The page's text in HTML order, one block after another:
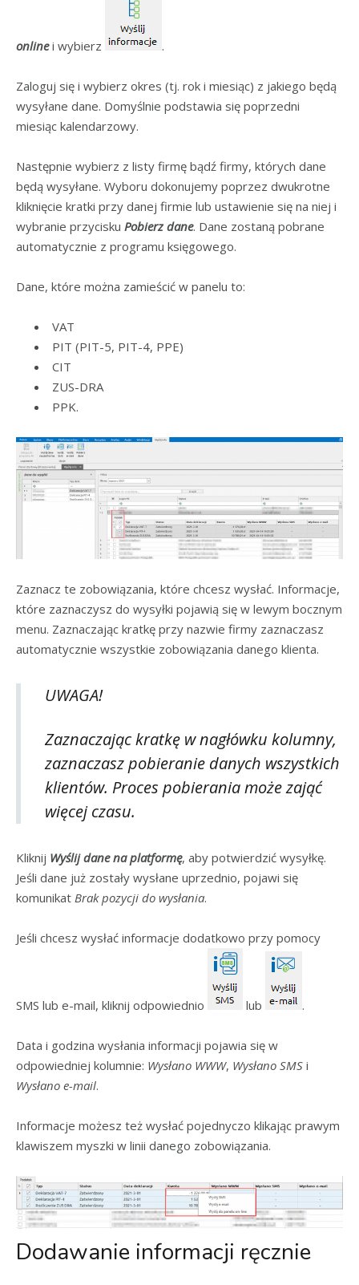
onlinei wybierz .
Zaloguj się i wybierz okres (tj. rok i miesiąc) z jakiego będą
wysyłane dane. Domyślnie podstawia się poprzedni
miesiąc kalendarzowy.
Następnie wybierz z listy firmę bądź firmy, których dane
będą wysyłane. Wyboru dokonujemy poprzez dwukrotne
kliknięcie kratki przy danej firmie lub ustawienie się na niej i
wybranie przycisku Pobierz dane. Dane zostaną pobrane
automatycznie z programu księgowego.
Dane, które można zamieścić w panelu to:
VAT
PIT (PIT-5, PIT-4, PPE)
CIT
ZUS-DRA
PPK.
Zaznacz te zobowiązania, które chcesz wysłać. Informacje,
które zaznaczysz do wysyłki pojawią się w lewym bocznym
menu. Zaznaczając kratkę przy nazwie firmy zaznaczasz
automatycznie wszystkie zobowiązania danego klienta.
UWAGA!
Zaznaczając kratkę w nagłówku kolumny,
zaznaczasz pobieranie danych wszystkich
klientów. Proces pobierania może zająć
więcej czasu.
Kliknij Wyślij dane na platformę, aby potwierdzić wysyłkę.
Jeśli dane już zostały wysłane uprzednio, pojawi się
komunikat Brak pozycji do wysłania.
Jeśli chcesz wysłać informacje dodatkowo przy pomocy
SMS lub e-mail, kliknij odpowiednio lub .
Data i godzina wysłania informacji pojawia się w
odpowiedniej kolumnie: Wysłano WWW, Wysłano SMS i
Wysłano e-mail.
Informacje możesz też wysłać pojednyczo klikając prawym
klawiszem myszki w linii danego zobowiązania.
Dodawanie informacji ręcznie